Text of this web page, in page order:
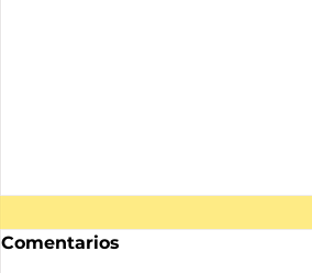
Comentarios